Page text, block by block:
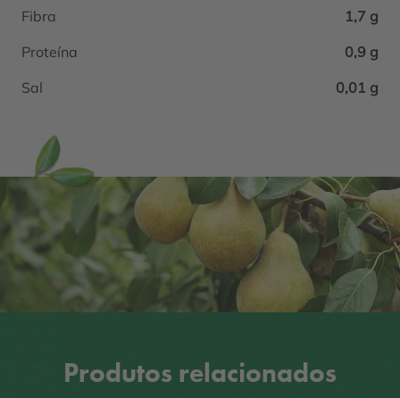
Fibra
1,7 g
Proteína
0,9 g
Sal
0,01 g
Produtos relacionados